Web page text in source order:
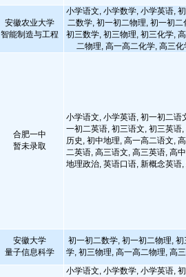
安徽农业大学
智能制造与工程
小学语文, 小学数学, 小学英语,
二数学, 初一初二物理, 初一初二
初三数学, 初三物理, 初三化学,
二物理, 高一高二化学, 高三化
合肥一中
暂未录取
小学语文, 小学英语, 初一初二语
一初二英语, 初三语文, 初三英语,
历史, 初中地理, 高一高二语文,
二英语, 高三语文, 高三英语, 高
地理政治, 英语口语, 新概念英语,
安徽大学
量子信息科学
初一初二数学, 初一初二物理, 初
学, 初三物理, 高一高二物理, 高
小学语文, 小学数学, 小学英语,